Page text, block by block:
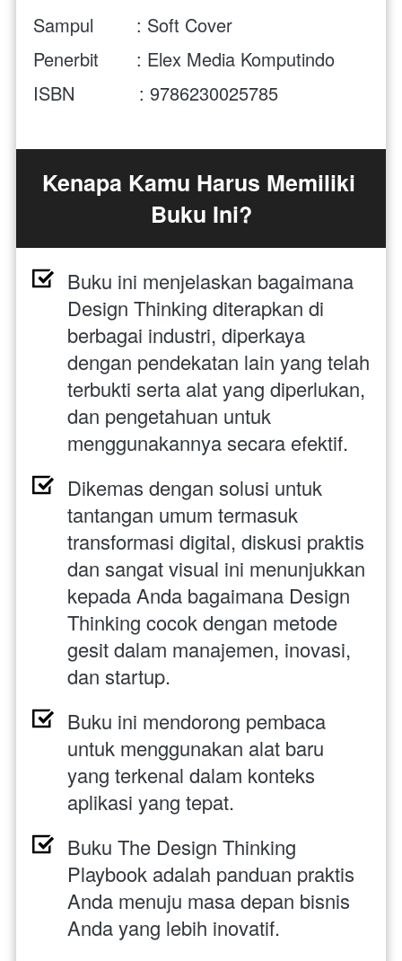
Sampul        : Soft Cover
Penerbit       : Elex Media Komputindo
ISBN            : 9786230025785
Kenapa Kamu Harus Memiliki
Buku Ini?
Buku ini menjelaskan bagaimana
Design Thinking diterapkan di
berbagai industri, diperkaya
dengan pendekatan lain yang telah
terbukti serta alat yang diperlukan,
dan pengetahuan untuk
menggunakannya secara efektif.
Dikemas dengan solusi untuk
tantangan umum termasuk
transformasi digital, diskusi praktis
dan sangat visual ini menunjukkan
kepada Anda bagaimana Design
Thinking cocok dengan metode
gesit dalam manajemen, inovasi,
dan startup.
Buku ini mendorong pembaca
untuk menggunakan alat baru
yang terkenal dalam konteks
aplikasi yang tepat.
Buku The Design Thinking
Playbook adalah panduan praktis
Anda menuju masa depan bisnis
Anda yang lebih inovatif.